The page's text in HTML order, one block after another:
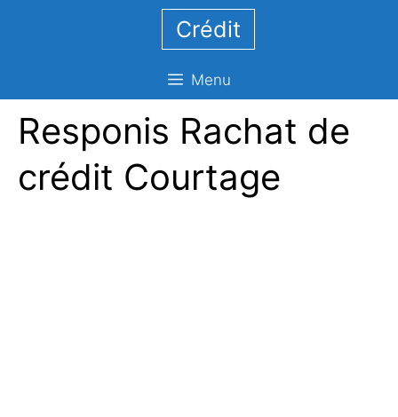
Crédit
Menu
Responis Rachat de
crédit Courtage